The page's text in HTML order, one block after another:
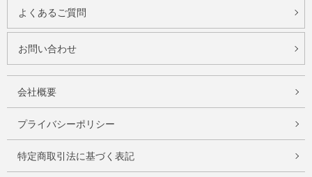
よくあるご質問
お問い合わせ
会社概要
プライバシーポリシー
特定商取引法に基づく表記